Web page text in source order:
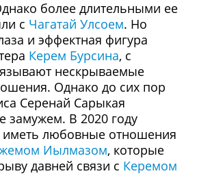
более длительными ее
с Чагатай Улсоем. Но
и эффектная фигура
Керем Бурсина, с
нескрываемые
Однако до сих пор
Серенай Сарыкая
замужем. В 2020 году
иметь любовные отношения
Иылмазом, которые
давней связи с Керемом